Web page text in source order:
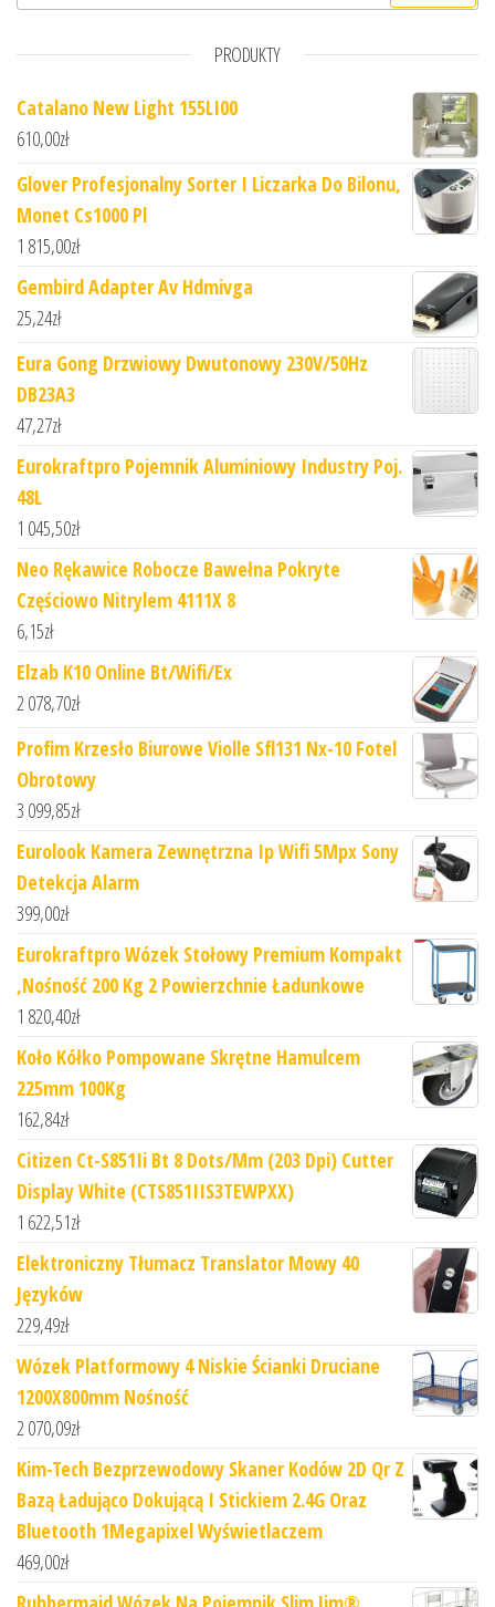
PRODUKTY
Catalano New Light 155LI00
610,00zł
Glover Profesjonalny Sorter I Liczarka Do Bilonu,
Monet Cs1000 Pl
1 815,00zł
Gembird Adapter Av Hdmivga
25,24zł
Eura Gong Drzwiowy Dwutonowy 230V/50Hz
DB23A3
47,27zł
Eurokraftpro Pojemnik Aluminiowy Industry Poj.
48L
1 045,50zł
Neo Rękawice Robocze Bawełna Pokryte
Częściowo Nitrylem 4111X 8
6,15zł
Elzab K10 Online Bt/Wifi/Ex
2 078,70zł
Profim Krzesło Biurowe Violle Sfl131 Nx-10 Fotel
Obrotowy
3 099,85zł
Eurolook Kamera Zewnętrzna Ip Wifi 5Mpx Sony
Detekcja Alarm
399,00zł
Eurokraftpro Wózek Stołowy Premium Kompakt
,Nośność 200 Kg 2 Powierzchnie Ładunkowe
1 820,40zł
Koło Kółko Pompowane Skrętne Hamulcem
225mm 100Kg
162,84zł
Citizen Ct-S851Ii Bt 8 Dots/Mm (203 Dpi) Cutter
Display White (CTS851IIS3TEWPXX)
1 622,51zł
Elektroniczny Tłumacz Translator Mowy 40
Języków
229,49zł
Wózek Platformowy 4 Niskie Ścianki Druciane
1200X800mm Nośność
2 070,09zł
Kim-Tech Bezprzewodowy Skaner Kodów 2D Qr Z
Bazą Ładująco Dokującą I Stickiem 2.4G Oraz
Bluetooth 1Megapixel Wyświetlaczem
469,00zł